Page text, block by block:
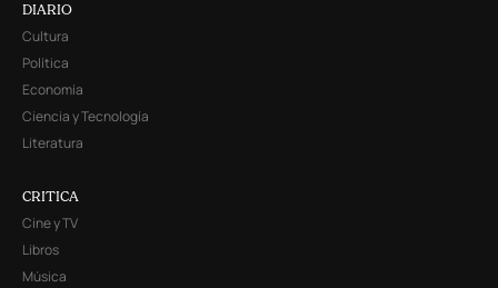
DIARIO
Cultura
Política
Economía
Ciencia y Tecnología
Literatura
CRITICA
Cine y TV
Libros
Música